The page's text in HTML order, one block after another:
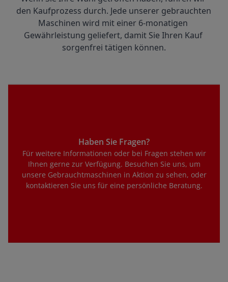
den Kaufprozess durch. Jede unserer gebrauchten
Maschinen wird mit einer 6-monatigen
Gewährleistung geliefert, damit Sie Ihren Kauf
sorgenfrei tätigen können.
Haben Sie Fragen?
Für weitere Informationen oder bei Fragen stehen wir
Ihnen gerne zur Verfügung. Besuchen Sie uns, um
unsere Gebrauchtmaschinen in Aktion zu sehen, oder
kontaktieren Sie uns für eine persönliche Beratung.